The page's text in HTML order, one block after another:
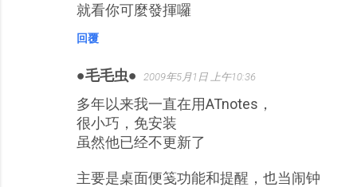
就看你可麼發揮囉
回覆
●毛毛虫● 2009年5月1日 上午10:36
多年以来我一直在用ATnotes，
很小巧，免安装
虽然他已经不更新了
主要是桌面便笺功能和提醒，也当闹钟